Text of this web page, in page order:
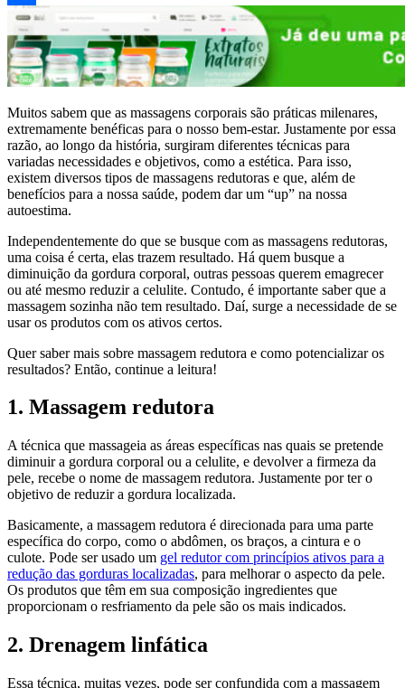
Compartilhar
Muitos sabem que as massagens corporais são práticas milenares,
extremamente benéficas para o nosso bem-estar. Justamente por essa
razão, ao longo da história, surgiram diferentes técnicas para
variadas necessidades e objetivos, como a estética. Para isso,
existem diversos tipos de massagens redutoras e que, além de
benefícios para a nossa saúde, podem dar um “up” na nossa
autoestima.
Independentemente do que se busque com as massagens redutoras,
uma coisa é certa, elas trazem resultado. Há quem busque a
diminuição da gordura corporal, outras pessoas querem emagrecer
ou até mesmo reduzir a celulite. Contudo, é importante saber que a
massagem sozinha não tem resultado. Daí, surge a necessidade de se
usar os produtos com os ativos certos.
Quer saber mais sobre massagem redutora e como potencializar os
resultados? Então, continue a leitura!
1. Massagem redutora
A técnica que massageia as áreas específicas nas quais se pretende
diminuir a gordura corporal ou a celulite, e devolver a firmeza da
pele, recebe o nome de massagem redutora. Justamente por ter o
objetivo de reduzir a gordura localizada.
Basicamente, a massagem redutora é direcionada para uma parte
específica do corpo, como o abdômen, os braços, a cintura e o
culote. Pode ser usado um gel redutor com princípios ativos para a
redução das gorduras localizadas, para melhorar o aspecto da pele.
Os produtos que têm em sua composição ingredientes que
proporcionam o resfriamento da pele são os mais indicados.
2. Drenagem linfática
Essa técnica, muitas vezes, pode ser confundida com a massagem